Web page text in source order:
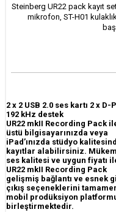
Steinberg UR22 pack kayıt
mikrofon, ST-H01
2 x 2 USB 2.0 ses kartı 2 x D-
192 kHz destek
UR22 mkII Recording Pack
üstü bilgisayarınızda veya
iPad’ınızda stüdyo
kayıtlar alabilirsiniz.
ses kalitesi ve uygun fiyatı
UR22 mkII Recording Pack
gelişmiş bağlantı ve esnek
çıkış seçeneklerini
mobil prodüksiyon
birleştirmektedir.